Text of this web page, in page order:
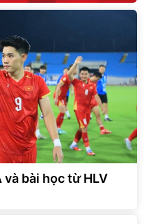
bài học từ HLV